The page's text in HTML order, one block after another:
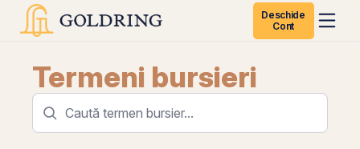
Deschide
Cont
Termeni bursieri